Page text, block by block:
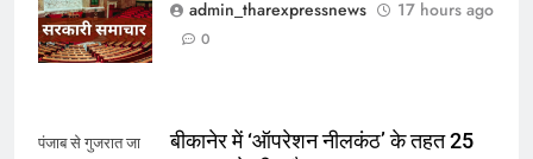
admin_tharexpressnews
17 hours ago
0
पंजाब से गुजरात जा
बीकानेर में ‘ऑपरेशन नीलकंठ’ के तहत 25